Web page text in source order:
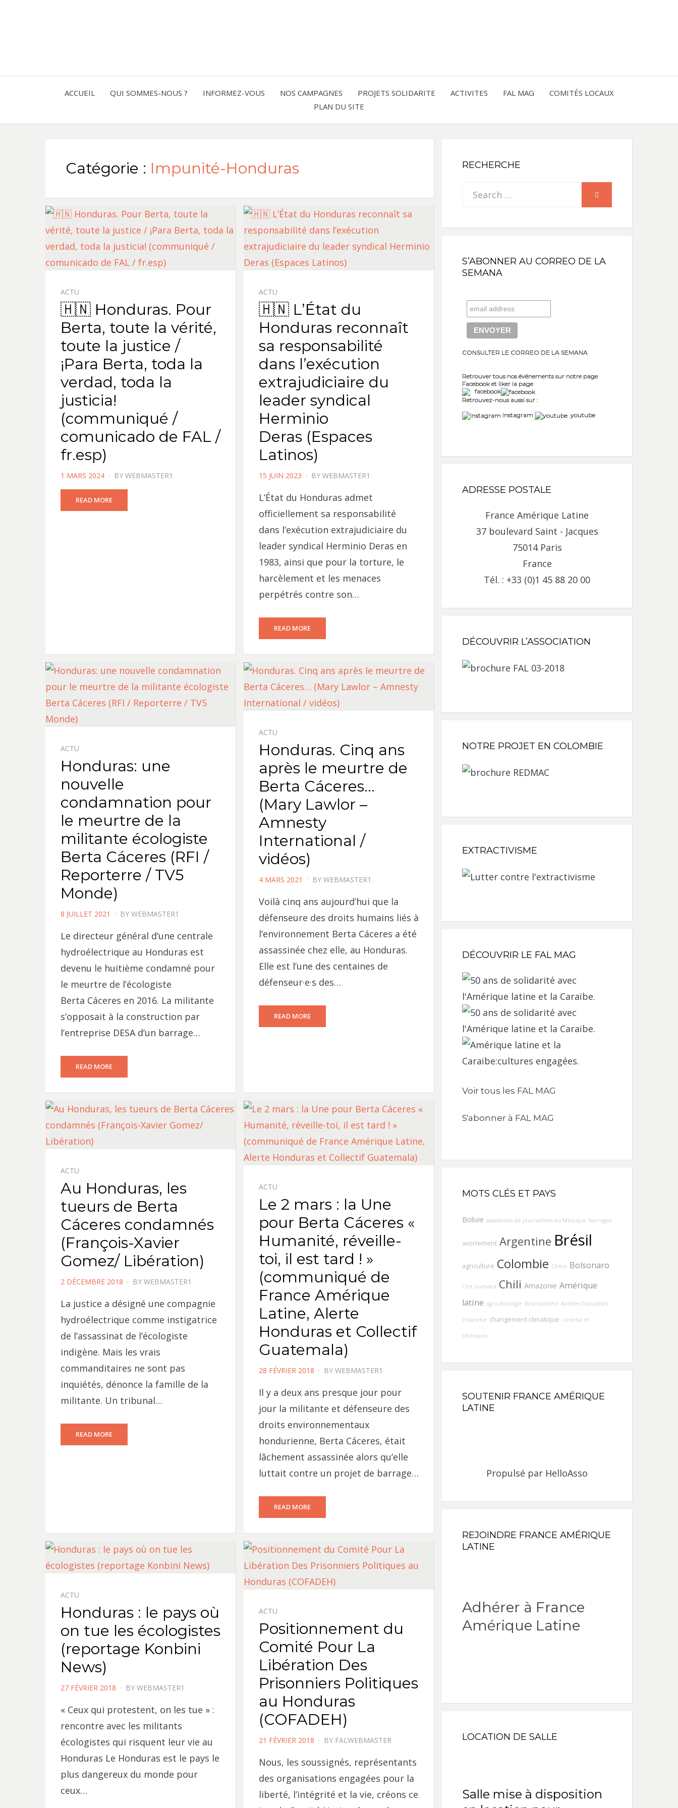
AMERIQUE
LATINE
ACCUEIL QUI SOMMES-NOUS ? INFORMEZ-VOUS NOS CAMPAGNES PROJETS SOLIDARITE ACTIVITES FAL MAG
COMITÉS LOCAUX
PLAN DU SITE
Catégorie : Impunité-Honduras
ACTU
🇭🇳 Honduras. Pour
Berta, toute la vérité,
toute la justice /
¡Para Berta, toda la
verdad, toda la
justicia!
(communiqué /
comunicado de FAL /
fr.esp)
POSTED
ON
1 MARS 2024 BY WEBMASTER1
READ MORE
ACTU
🇭🇳 L’État du
Honduras reconnaît
sa responsabilité
dans l’exécution
extrajudiciaire du
leader syndical
Herminio
Deras (Espaces
Latinos)
POSTED
15 JUIN 2023 BY WEBMASTER1
L’État du Honduras admet
officiellement sa responsabilité
dans l’exécution extrajudiciaire du
leader syndical Herminio Deras en
1983, ainsi que pour la torture, le
harcèlement et les menaces
perpétrés contre son…
READ MORE
ACTU
Honduras: une
nouvelle
condamnation pour
le meurtre de la
militante écologiste
Berta Cáceres (RFI /
Reporterre / TV5
Monde)
POSTED
8 JUILLET 2021 BY WEBMASTER1
Le directeur général d’une centrale
hydroélectrique au Honduras est
devenu le huitième condamné pour
le meurtre de l’écologiste
Berta Cáceres en 2016. La militante
s’opposait à la construction par
l’entreprise DESA d’un barrage…
READ MORE
ACTU
Honduras. Cinq ans
après le meurtre de
Berta Cáceres…
(Mary Lawlor –
Amnesty
International /
vidéos)
POSTED
4 MARS 2021 BY WEBMASTER1
Voilà cinq ans aujourd’hui que la
défenseure des droits humains liés à
l’environnement Berta Cáceres a été
assassinée chez elle, au Honduras.
Elle est l’une des centaines de
défenseur·e·s des…
READ MORE
ACTU
Au Honduras, les
tueurs de Berta
Cáceres condamnés
(François-Xavier
Gomez/ Libération)
POSTED
2 DÉCEMBRE 2018 BY WEBMASTER1
La justice a désigné une compagnie
hydroélectrique comme instigatrice
de l’assassinat de l’écologiste
indigène. Mais les vrais
commanditaires ne sont pas
inquiétés, dénonce la famille de la
militante. Un tribunal…
READ MORE
ACTU
Le 2 mars : la Une
pour Berta Cáceres «
Humanité, réveille-
toi, il est tard ! »
(communiqué de
France Amérique
Latine, Alerte
Honduras et Collectif
Guatemala)
POSTED
28 FÉVRIER 2018 BY WEBMASTER1
Il y a deux ans presque jour pour
jour la militante et défenseure des
droits environnementaux
hondurienne, Berta Cáceres, était
lâchement assassinée alors qu’elle
luttait contre un projet de barrage…
READ MORE
ACTU
Honduras : le pays où
on tue les écologistes
(reportage Konbini
News)
POSTED
27 FÉVRIER 2018 BY WEBMASTER1
« Ceux qui protestent, on les tue » :
rencontre avec les militants
écologistes qui risquent leur vie au
Honduras Le Honduras est le pays le
plus dangereux du monde pour
ceux…
ACTU
Positionnement du
Comité Pour La
Libération Des
Prisonniers Politiques
au Honduras
(COFADEH)
POSTED
21 FÉVRIER 2018 BY FALWEBMASTER
Nous, les soussignés, représentants
des organisations engagées pour la
liberté, l’intégrité et la vie, créons ce
RECHERCHE
Search
S’ABONNER AU CORREO DE LA
SEMANA
CONSULTER LE CORREO DE LA SEMANA
Retrouver tous nos événements sur notre page
Facebook et liker la page
facebook
Retrouvez-nous aussi sur :
instagram
youtube
ADRESSE POSTALE
France Amérique Latine
37 boulevard Saint - Jacques
75014 Paris
France
Tél. : +33 (0)1 45 88 20 00
DÉCOUVRIR L’ASSOCIATION
NOTRE PROJET EN COLOMBIE
EXTRACTIVISME
DÉCOUVRIR LE FAL MAG
Voir tous les FAL MAG
S'abonner à FAL MAG
MOTS CLÉS ET PAYS
Bolivie assassinats de journalistes au Mexique barrages
avortement Argentine Brésil
agriculture Colombie Chine Bolsonaro
Che Guevara Chili Amazonie Amérique
latine agro-écologie Brumadinho Antilles françaises
chavisme changement climatique cinéma et
télévision
SOUTENIR FRANCE AMÉRIQUE
LATINE
Propulsé par HelloAsso
REJOINDRE FRANCE AMÉRIQUE
LATINE
Adhérer à France
Amérique Latine
LOCATION DE SALLE
Salle mise à disposition